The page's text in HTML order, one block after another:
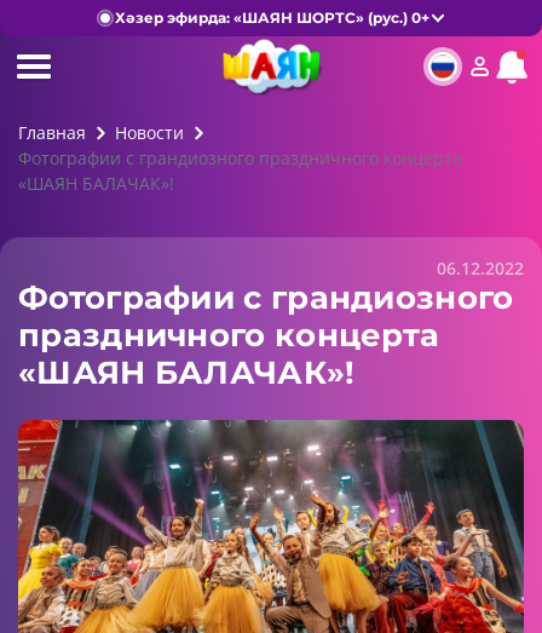
Хәзер эфирда: «ШАЯН ШОРТС» (рус.) 0+
Главная
Новости
Фотографии с грандиозного праздничного концерта
«ШАЯН БАЛАЧАК»!
06.12.2022
Фотографии с грандиозного
праздничного концерта
«ШАЯН БАЛАЧАК»!